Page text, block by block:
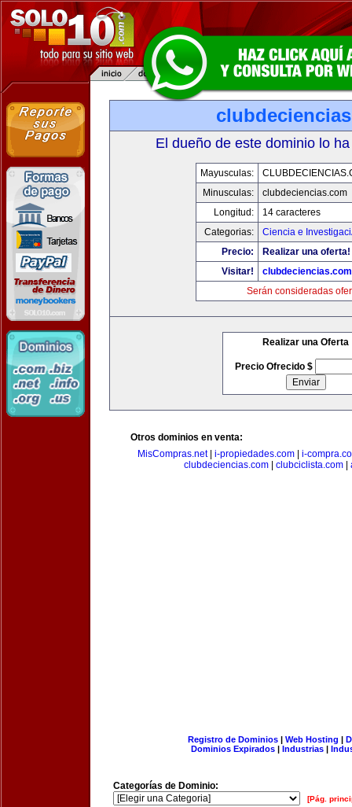
El dueño de este dominio lo
Mayusculas:
Minusculas:
clubdeciencias.com
Longitud:
14 caracteres
Categorias:
Ciencia e
Precio:
Realizar una oferta!
Visitar!
clubdeciencias.com
Serán consideradas
Realizar una Oferta
Precio Ofrecido $
Otros dominios en venta:
MisCompras.net| i-propiedades.com| i-
clubdeciencias.com
clubciclista.com
Registro de Dominios| Web Hosting |
Dominios Expirados | Industrias |
Categorías de Dominio:
[Pág.